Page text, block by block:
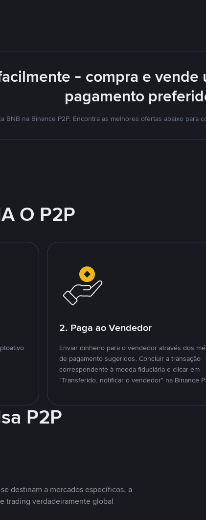
- compra e
pagamento
BNB na Binance P2P. Encontra as melhores ofertas abaixo para
O P2P
2. Paga ao Vendedor
Enviar dinheiro para o vendedor através dos
de pagamento sugeridos. Concluir a transação
correspondente à moeda fiduciária e clicar em
"Transferido, notificar o vendedor" na Binance
P2P
destinam a mercados específicos, a
trading verdadeiramente global